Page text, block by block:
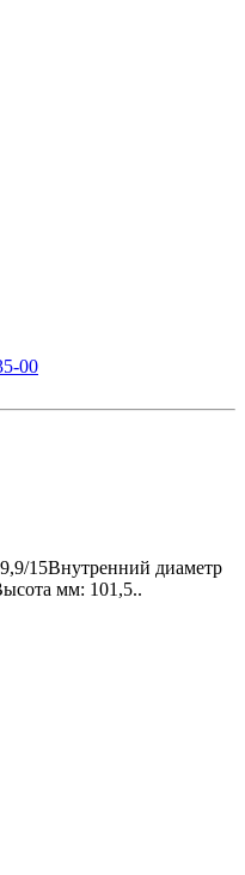
00
15Внутренний диаметр
мм: 101,5..